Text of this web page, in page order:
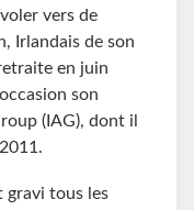
vers de
Irlandais de son
en juin
son
(IAG), dont il
gravi tous les